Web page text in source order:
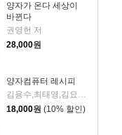
양자가 온다 세상이
바뀐다
권영헌 저
28,000원
양자컴퓨터 레시피
18,000원 (10% 할인)